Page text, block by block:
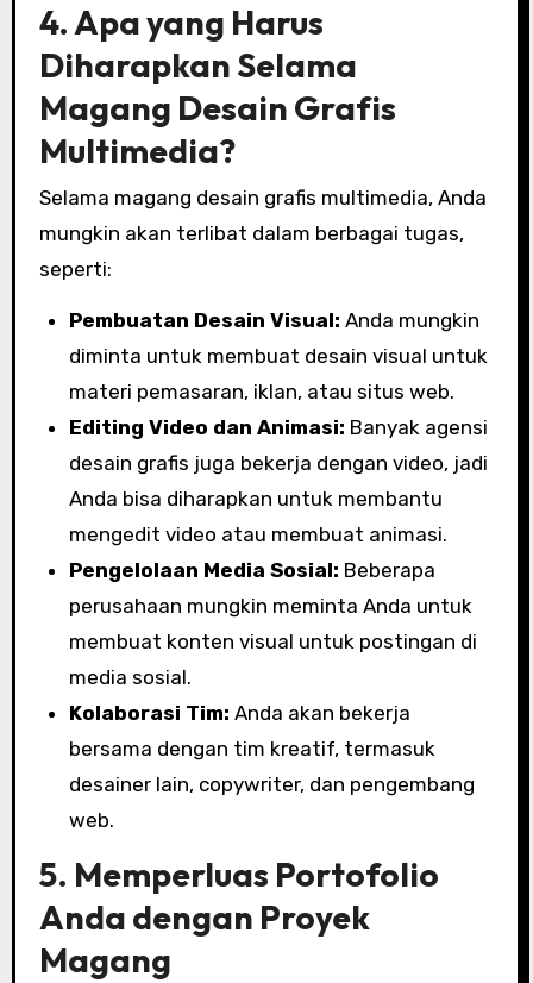
4. Apa yang Harus
Diharapkan Selama
Magang Desain Grafis
Multimedia?
Selama magang desain grafis multimedia, Anda
mungkin akan terlibat dalam berbagai tugas,
seperti:
Pembuatan Desain Visual: Anda mungkin
diminta untuk membuat desain visual untuk
materi pemasaran, iklan, atau situs web.
Editing Video dan Animasi: Banyak agensi
desain grafis juga bekerja dengan video, jadi
Anda bisa diharapkan untuk membantu
mengedit video atau membuat animasi.
Pengelolaan Media Sosial: Beberapa
perusahaan mungkin meminta Anda untuk
membuat konten visual untuk postingan di
media sosial.
Kolaborasi Tim: Anda akan bekerja
bersama dengan tim kreatif, termasuk
desainer lain, copywriter, dan pengembang
web.
5. Memperluas Portofolio
Anda dengan Proyek
Magang